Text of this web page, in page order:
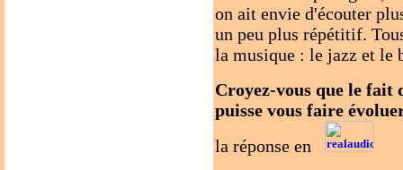
on ait envie d'écouter
un peu plus répétitif.
la musique : le jazz et le
Croyez-vous que le fait
puisse vous faire
la réponse en